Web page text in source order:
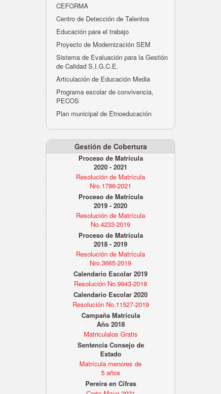
CEFORMA
Centro de Detección de Talentos
Educación para el trabajo
Proyecto de Modernización SEM
Sistema de Evaluación para la Gestión
de Calidad S.I.G.C.E.
Articulación de Educación Media
Programa escolar de convivencia,
PECOS
Plan municipal de Etnoeducación
Gestión de Cobertura
Proceso de Matrícula
2020 - 2021
Resolución de Matrícula
Nro.1786-2021
Proceso de Matrícula
2019 - 2020
Resolución de Matrícula
No.4233-2019
Proceso de Matrícula
2018 - 2019
Resolución de Matrícula
Nro.3665-2019
Calendario Escolar 2019
Resolución No.9943-2018
Calendario Escolar 2020
Resolución No.11527-2019
Campaña Matrícula
Año 2018
Matriculalos Gratis
Sentencia Consejo de
Estado
Matrícula menores de
5 años
Pereira en Cifras